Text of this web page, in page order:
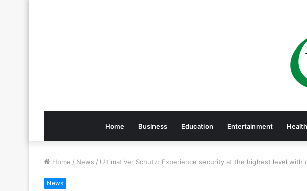
Home Business Education Entertainment Health
Home / News / Ultimativer Schutz: Experience security at the highest level with
News